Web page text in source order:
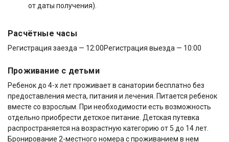
от даты получения).
Расчётные часы
Регистрация заезда — 12:00Регистрация выезда — 10:00
Проживание с детьми
Ребенок до 4-х лет проживает в санатории бесплатно без
предоставления места, питания и лечения. Питается ребенок
вместе со взрослым. При необходимости есть возможность
отдельно приобрести детское питание. Детская путевка
распространяется на возрастную категорию от 5 до 14 лет.
Бронирование 2-местного номера с проживанием в нем